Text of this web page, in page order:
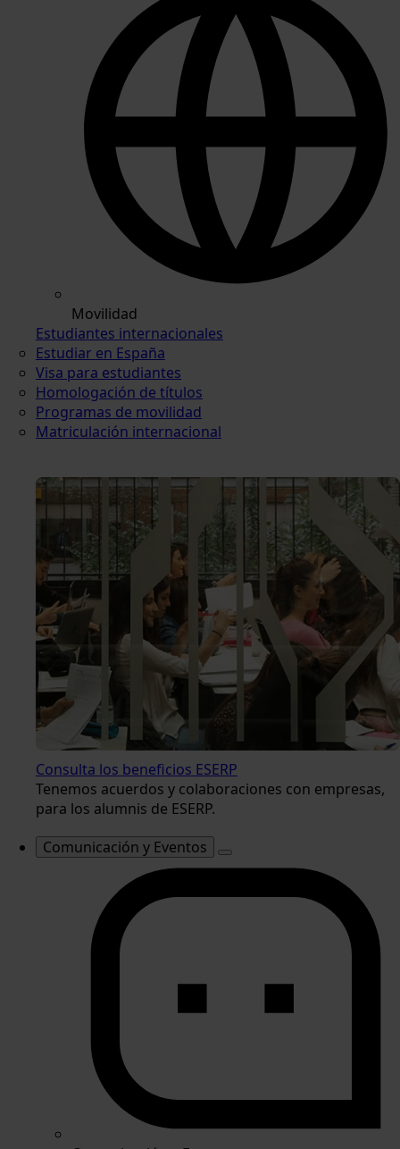
Movilidad
Estudiantes internacionales
Estudiar en España
Visa para estudiantes
Homologación de títulos
Programas de movilidad
Matriculación internacional
Consulta los beneficios ESERP
Tenemos acuerdos y colaboraciones con empresas,
para los alumnis de ESERP.
Comunicación y Eventos